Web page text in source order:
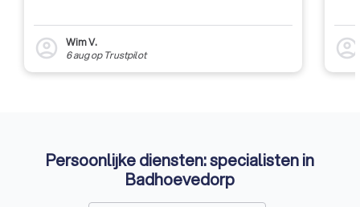
account_circle
Wim V.
6 augop Trustpilot account_circle
Persoonlijke diensten: specialisten in
Badhoevedorp